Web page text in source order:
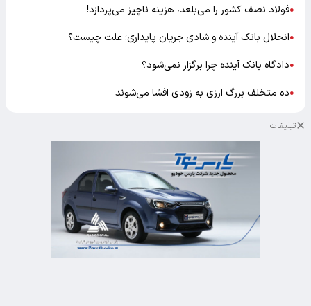
●فولاد نصف کشور را می‌بلعد، هزینه ناچیز می‌پردازد!
●انحلال بانک آینده و شادی جریان پایداری؛ علت چیست؟
●دادگاه بانک آینده چرا برگزار نمی‌شود؟
●ده متخلف بزرگ ارزی به زودی افشا می‌شوند
تبلیغات